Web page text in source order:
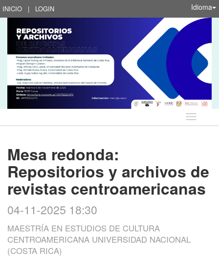
INICIO | LOGIN Idioma
Idioma
Mesa redonda:
Repositorios y archivos de
revistas centroamericanas
04-11-2025 18:30
MAESTRÍA EN ESTUDIOS DE CULTURA
CENTROAMERICANA UNIVERSIDAD NACIONAL
(COSTA RICA)